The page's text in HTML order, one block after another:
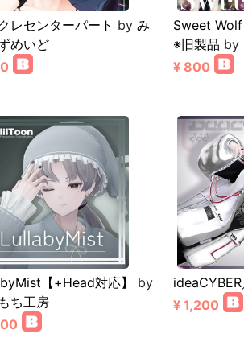
レセンターパート by み
めいど
Sweet
※旧製品 by
¥ 800
【+Head対応】
by
ち工房
¥ 1,200